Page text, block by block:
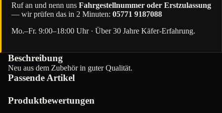
Ruf an und nenn uns Fahrgestellnummer oder Erstzulassung
— wir prüfen das in 2 Minuten: 05771 9187088
Mo.–Fr. 9:00–18:00 Uhr · Über 30 Jahre Käfer-Erfahrung.
Beschreibung
Neu aus dem Zubehör in guter Qualität.
Passende Artikel
Produktbewertungen